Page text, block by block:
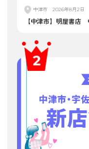
中津市 2026年8月2日
【中津市】明屋書